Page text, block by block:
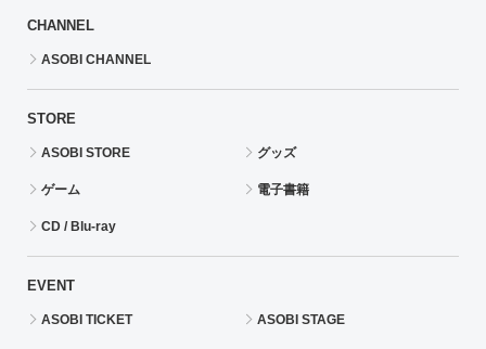
CHANNEL
ASOBI CHANNEL
STORE
ASOBI STORE グッズ
ゲーム 電子書籍
CD / Blu-ray
EVENT
ASOBI TICKET ASOBI STAGE